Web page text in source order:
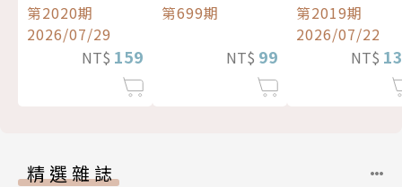
第2020期
2026/07/29
NT$ 159
第699期
NT$ 99
第2019期
2026/07/22
NT$
精選雜誌